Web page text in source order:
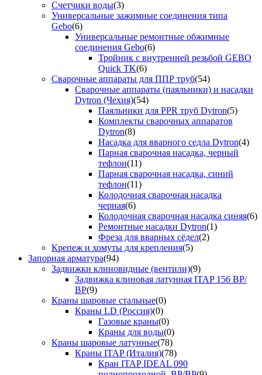
Счетчики воды(3)
Универсальные зажимные соединения типа
Gebo(6)
Универсальные ремонтные обжимные
соединения Gebo(6)
Тройник с внутренней резьбой GEBO
Quick TK(6)
Сварочные аппараты для ППР труб(54)
Сварочные аппараты (паяльники) и насадки
Dytron (Чехия)(54)
Паяльники для PPR труб Dytron(5)
Комплекты сварочных аппаратов
Dytron(8)
Насадка для вварного седла Dytron(4)
Парная сварочная насадка, черный
тефлон(11)
Парная сварочная насадка, синий
тефлон(11)
Колодочная сварочная насадка
черная(6)
Колодочная сварочная насадка синяя(6)
Ремонтные насадки Dytron(1)
Фреза для вварных сёдел(2)
Крепеж и хомуты для крепления(5)
Запорная арматура(94)
Задвижки клиновидные (вентили)(9)
Задвижка клиновая латунная ITAP 156 ВР/
ВР(9)
Краны шаровые стальные(0)
Краны LD (Россия)(0)
Газовые краны(0)
Краны для воды(0)
Краны шаровые латунные(78)
Краны ITAP (Италия)(78)
Кран ITAP IDEAL 090